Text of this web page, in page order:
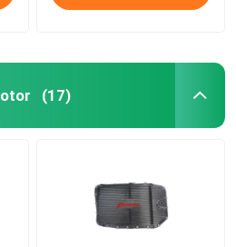
(17)